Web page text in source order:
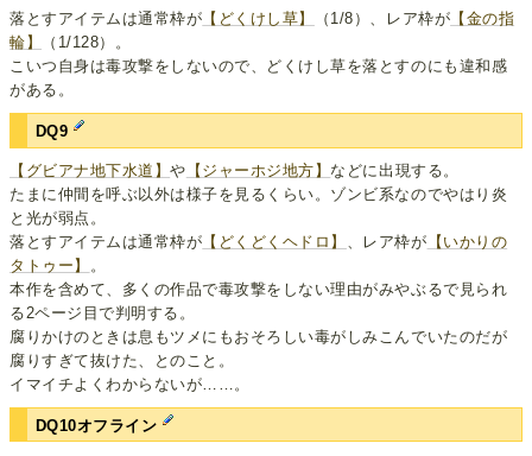
落とすアイテムは通常枠が 【どくけし草】 （1/8）、レア枠が 【金の指
輪】
（1/128）。
こいつ自身は毒攻撃をしないので、どくけし草を落とすのにも違和感
がある。
DQ9
【グビアナ地下水道】や 【ジャーホジ地方】 などに出現する。
たまに仲間を呼ぶ以外は様子を見るくらい。ゾンビ系なのでやはり炎
と光が弱点。
落とすアイテムは通常枠が 【どくどくヘドロ】 、レア枠が 【いかりの
タトゥー】
。
本作を含めて、多くの作品で毒攻撃をしない理由がみやぶるで見られ
る2ページ目で判明する。
腐りかけのときは息もツメにもおそろしい毒がしみこんでいたのだが
腐りすぎて抜けた、とのこと。
イマイチよくわからないが……。
DQ10オフライン